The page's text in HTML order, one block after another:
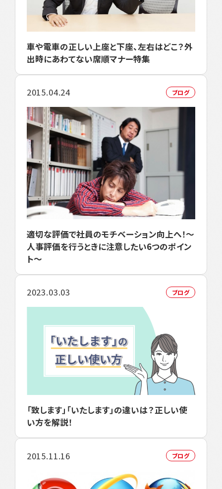
車や電車の正しい上座と下座、左右はどこ？外
出時にあわてない席順マナー特集
2015.04.24 ブログ
適切な評価で社員のモチベーション向上へ！～
人事評価を行うときに注意したい6つのポイン
ト～
2023.03.03 ブログ
「致します」「いたします」の違いは？正しい使
い方を解説！
2015.11.16 ブログ